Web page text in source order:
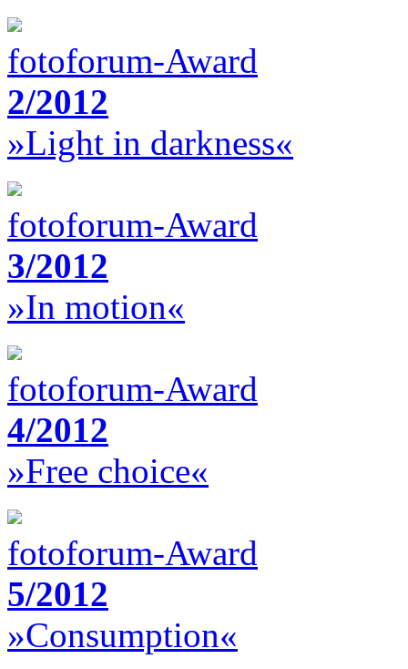
fotoforum-Award
2/2012
»Light in darkness«
fotoforum-Award
3/2012
»In motion«
fotoforum-Award
4/2012
»Free choice«
fotoforum-Award
5/2012
»Consumption«